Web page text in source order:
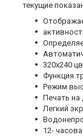
текущие
320х240
Функция
Режим
Печать на
Легкий
12-